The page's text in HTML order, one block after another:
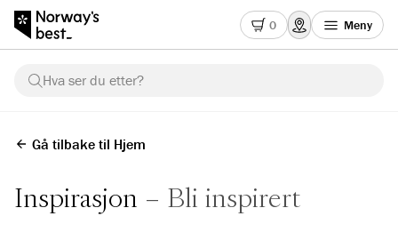
0 Meny
Hva ser du etter?
Gå tilbake til Hjem
Inspirasjon Bli inspirert